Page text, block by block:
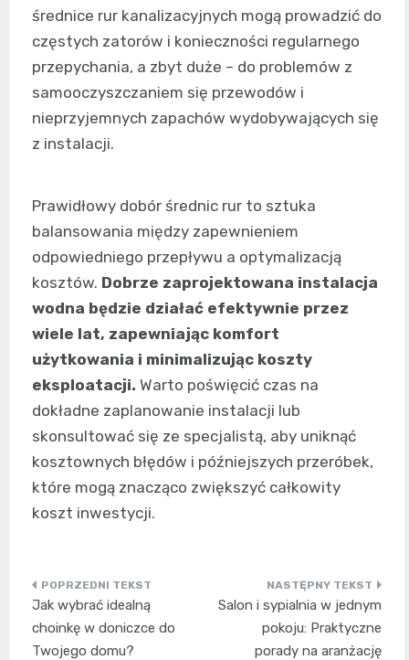
średnice rur kanalizacyjnych mogą prowadzić do
częstych zatorów i konieczności regularnego
przepychania, a zbyt duże – do problemów z
samooczyszczaniem się przewodów i
nieprzyjemnych zapachów wydobywających się
z instalacji.
Prawidłowy dobór średnic rur to sztuka
balansowania między zapewnieniem
odpowiedniego przepływu a optymalizacją
kosztów. Dobrze zaprojektowana instalacja
wodna będzie działać efektywnie przez
wiele lat, zapewniając komfort
użytkowania i minimalizując koszty
eksploatacji. Warto poświęcić czas na
dokładne zaplanowanie instalacji lub
skonsultować się ze specjalistą, aby uniknąć
kosztownych błędów i późniejszych przeróbek,
które mogą znacząco zwiększyć całkowity
koszt inwestycji.
Nawigacja
wpisu
Jak wybrać idealną
choinkę w doniczce do
Twojego domu?
Salon i sypialnia w jednym
pokoju: Praktyczne
porady na aranżację